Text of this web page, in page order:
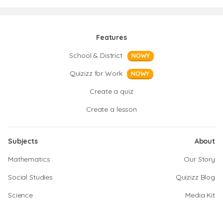
Features
School & District
NOWY
Quizizz for Work NOWY
Create a quiz
Create a lesson
Subjects
Mathematics
Social Studies
Science
About
Our Story
Quizizz Blog
Media Kit